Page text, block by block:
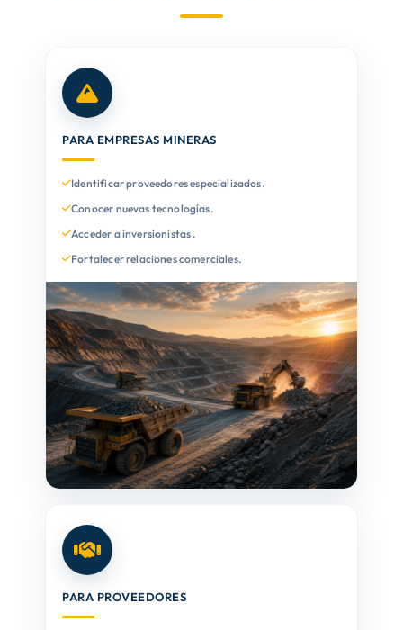
ACERCA DE NOSOTROS
PARA EMPRESAS MINERAS
Identificar proveedores especializados.
Conocer nuevas tecnologías.
Acceder a inversionistas .
Fortalecer relaciones comerciales.
PARA PROVEEDORES